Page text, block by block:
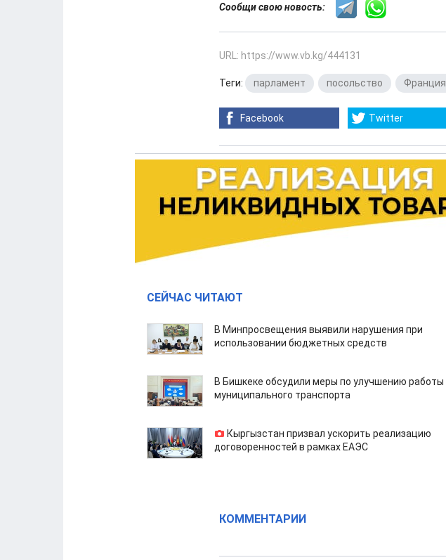
Сообщи свою новость:
URL: https://www.vb.kg/444131
Теги: парламент посольство Франция
Facebook Twitter
СЕЙЧАС ЧИТАЮТ
В Минпросвещения выявили нарушения при
использовании бюджетных средств
В Бишкеке обсудили меры по улучшению работы
муниципального транспорта
Кыргызстан призвал ускорить реализацию
договоренностей в рамках ЕАЭС
КОММЕНТАРИИ